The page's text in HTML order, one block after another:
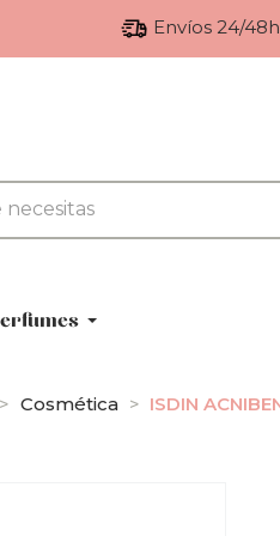
Envíos 24/48h
Cosmética ISDIN